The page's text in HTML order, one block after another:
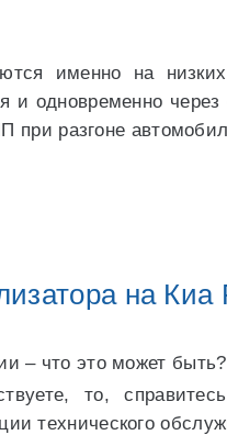
именно на
и одновременно
разгоне
на
– что это может быть?
то,
технического